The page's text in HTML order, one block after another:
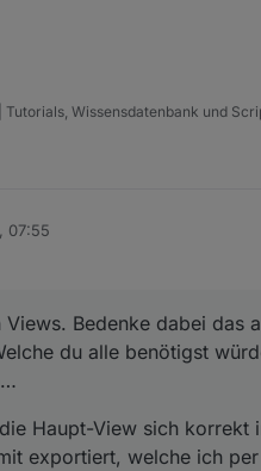
| Tutorials, Wissensdatenbank und
07:55
Views. Bedenke dabei
du alle benötigst
Haupt-View sich
exportiert, welche ich